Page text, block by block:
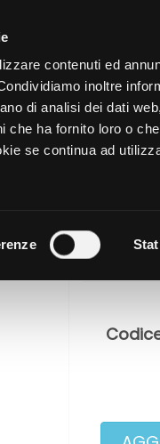
contenuti ed
inoltre
di analisi dei dati
che ha fornito loro o
se continua ad
Velentina Apatrasoaie